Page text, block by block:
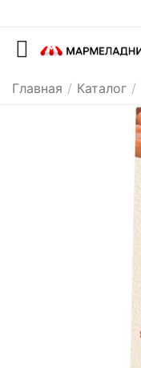
Главная / Каталог /